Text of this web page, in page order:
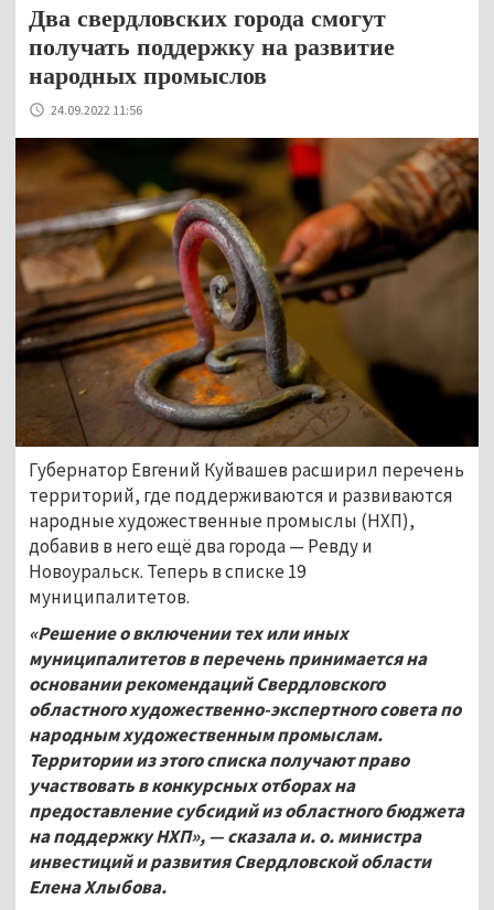
Два свердловских города смогут
получать поддержку на развитие
народных промыслов
24.09.2022 11:56
Губернатор Евгений Куйвашев расширил перечень
территорий, где поддерживаются и развиваются
народные художественные промыслы (НХП),
добавив в него ещё два города — Ревду и
Новоуральск. Теперь в списке 19
муниципалитетов.
«Решение о включении тех или иных
муниципалитетов в перечень принимается на
основании рекомендаций Свердловского
областного художественно-экспертного совета по
народным художественным промыслам.
Территории из этого списка получают право
участвовать в конкурсных отборах на
предоставление субсидий из областного бюджета
на поддержку НХП», — сказала и.о. министра
инвестиций и развития Свердловской области
Елена Хлыбова.